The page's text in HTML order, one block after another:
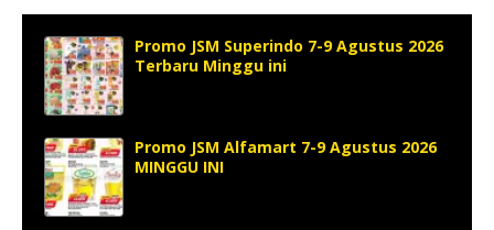
Promo JSM Superindo 7-9 Agustus 2026
Terbaru Minggu ini
Promo JSM Alfamart 7-9 Agustus 2026
MINGGU INI